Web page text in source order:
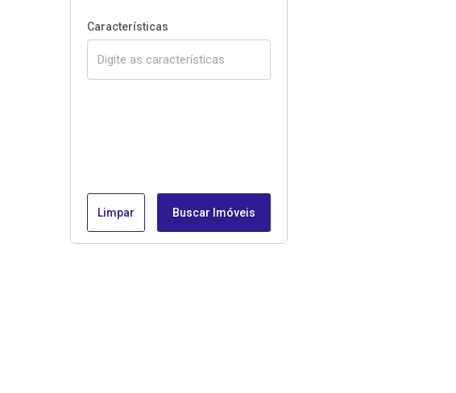
Características
Limpar Buscar Imóveis